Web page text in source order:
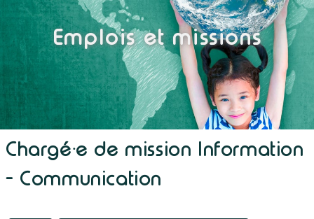
Emplois et missions
Chargé·e de mission Information
- Communication